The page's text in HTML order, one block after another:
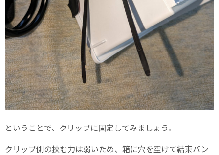
ということで、クリップに固定してみましょう。
クリップ側の挟む力は弱いため、箱に穴を空けて結束バン